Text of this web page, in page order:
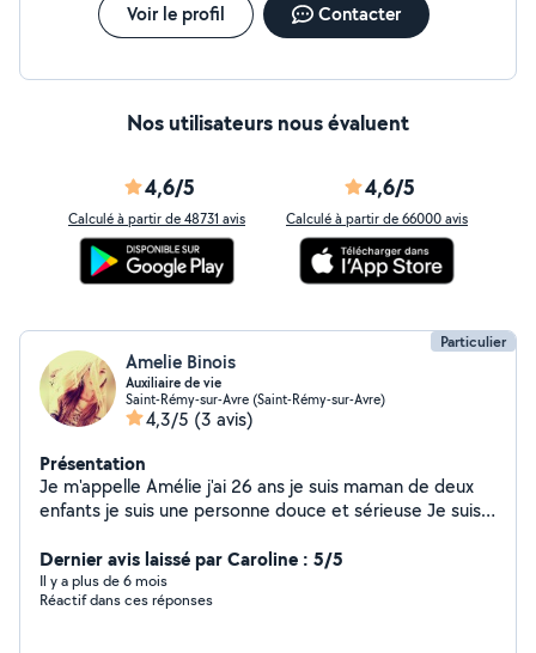
Voir le profil Contacter
Nos utilisateurs nous évaluent
4,6/5
Calculé à partir de 48731 avis
4,6/5
Calculé à partir de 66000 avis
Particulier
Amelie Binois
Auxiliaire de vie
Saint-Rémy-sur-Avre (Saint-Rémy-sur-Avre)
4,3/5 (3 avis)
Présentation
Je m'appelle Amélie j'ai 26 ans je suis maman de deux
enfants je suis une personne douce et sérieuse Je suis
Dernier avis laissé par Caroline : 5/5
Il y a plus de 6 mois
Réactif dans ces réponses